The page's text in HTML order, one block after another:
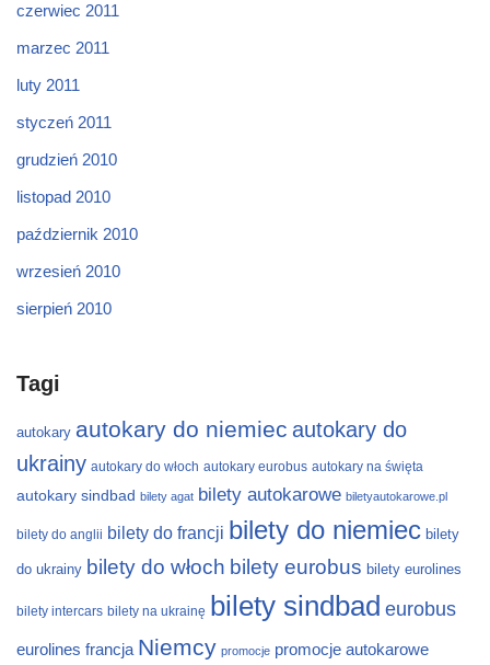
czerwiec 2011
marzec 2011
luty 2011
styczeń 2011
grudzień 2010
listopad 2010
październik 2010
wrzesień 2010
sierpień 2010
Tagi
autokary autokary do niemiec autokary do
ukrainy autokary do włoch autokary eurobus autokary na święta
autokary sindbad bilety agat bilety autokarowe biletyautokarowe.pl
bilety do anglii bilety do francji bilety do niemiec bilety
do ukrainy bilety do włoch bilety eurobus bilety eurolines
bilety intercars bilety na ukrainę bilety sindbad eurobus
eurolines francja Niemcy promocje promocje autokarowe